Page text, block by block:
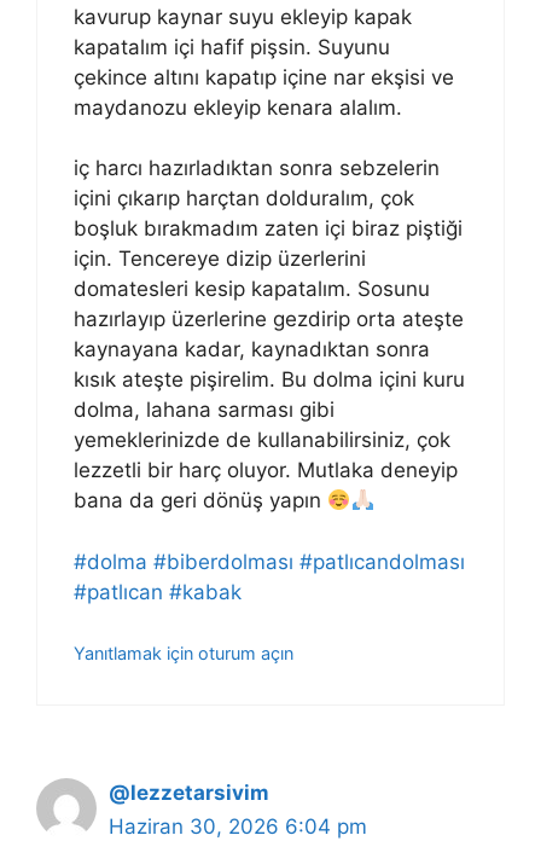
kavurup kaynar suyu ekleyip kapak
kapatalım içi hafif pişsin. Suyunu
çekince altını kapatıp içine nar ekşisi ve
maydanozu ekleyip kenara alalım.
iç harcı hazırladıktan sonra sebzelerin
içini çıkarıp harçtan dolduralım, çok
boşluk bırakmadım zaten içi biraz piştiği
için. Tencereye dizip üzerlerini
domatesleri kesip kapatalım. Sosunu
hazırlayıp üzerlerine gezdirip orta ateşte
kaynayana kadar, kaynadıktan sonra
kısık ateşte pişirelim. Bu dolma içini kuru
dolma, lahana sarması gibi
yemeklerinizde de kullanabilirsiniz, çok
lezzetli bir harç oluyor. Mutlaka deneyip
bana da geri dönüş yapın
#dolma #biberdolması #patlıcandolması
#patlıcan #kabak
Yanıtlamak için oturum açın
@lezzetarsivim
Haziran 30, 2026 6:04 pm